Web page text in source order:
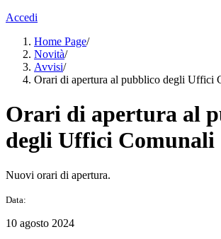
Accedi
Home Page/
Novità/
Avvisi/
Orari di apertura al pubblico degli Uffici
Orari di apertura al
degli Uffici Comunali
Nuovi orari di apertura.
Data:
10 agosto 2024